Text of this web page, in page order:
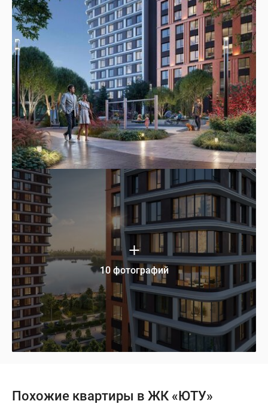
10 фотографий
Похожие квартиры в ЖК «ЮТУ»